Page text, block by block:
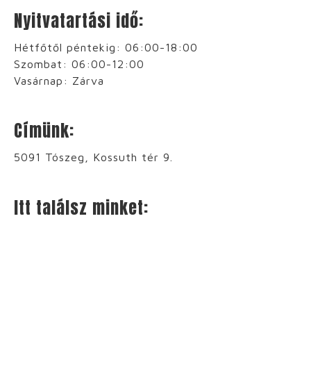
Nyitvatartási idő:
Hétfőtől péntekig: 06:00-18:00
Szombat: 06:00-12:00
Vasárnap: Zárva
Címünk:
5091 Tószeg, Kossuth tér 9.
Itt találsz minket: